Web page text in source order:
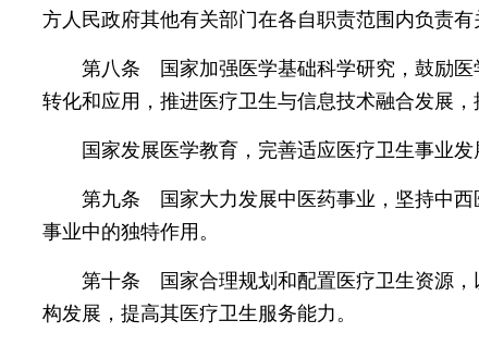
方人民政府其他有关部门在各自职责范围内负责有
第八条 国家加强医学基础科学研究，鼓励医
转化和应用，推进医疗卫生与信息技术融合发展
国家发展医学教育，完善适应医疗卫生事业发
第九条 国家大力发展中医药事业，坚持中西
事业中的独特作用。
第十条 国家合理规划和配置医疗卫生资源，
构发展，提高其医疗卫生服务能力。